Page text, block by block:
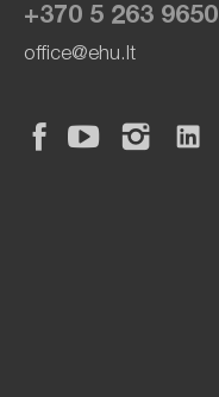
+370 5 263 9650
office@ehu.lt